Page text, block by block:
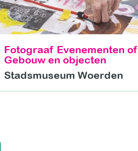
Fotograaf Evenementen of
Gebouw en objecten
Stadsmuseum Woerden